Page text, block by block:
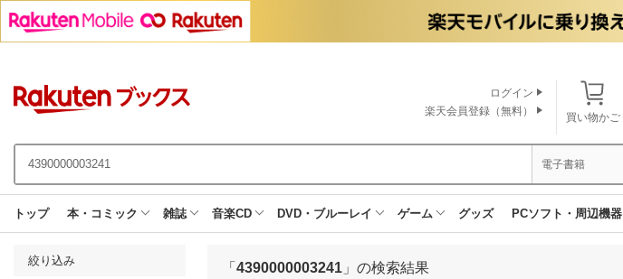
買い物かご
ログイン
楽天会員登録（無料）
電子書籍
トップ 本・コミック 雑誌 音楽CD DVD・ブルーレイ ゲーム グッズ PCソフト・周辺機器
絞り込み 「 4390000003241 」の検索結果